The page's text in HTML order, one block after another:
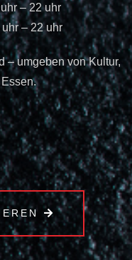
– 22 uhr
– 22 uhr
– umgeben von Kultur,